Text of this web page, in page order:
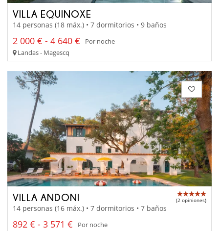
VILLA EQUINOXE
14 personas (18 máx.) • 7 dormitorios • 9 baños
2 000 € - 4 640 €
Por noche
Landas - Magescq
VILLA ANDONI (2 opiniones)
14 personas (16 máx.) • 7 dormitorios • 7 baños
892 € - 3 571 €
Por noche